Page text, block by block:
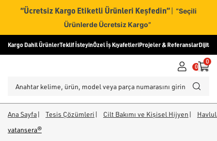
“Ücretsiz Kargo Etiketli Ürünleri Keşfedin” | “Seçili
Ürünlerde Ücretsiz Kargo”
Kargo Dahil ÜrünlerTeklif İsteyinÖzel İş KıyafetleriProjeler & ReferanslarDijital
0
0
Ana Sayfa| Tesis Çözümleri | Cilt Bakımı ve Kişisel Hijyen |
vatansera®